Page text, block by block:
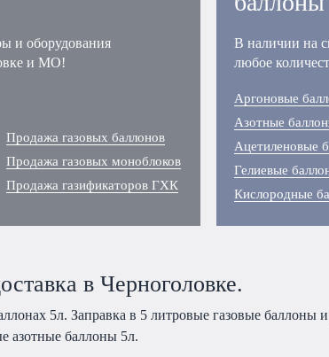
и оборудования
и МО!
Продажа газовых баллонов
Продажа газовых моноблоков
Продажа газификаторов ГХК
В наличии на
любое
Аргоновые
Азотные
Ацетиленовые
Гелиевые
Кислородные
в Черноголовке.
5л. Заправка в 5 литровые газовые баллоны
азотные баллоны 5л.